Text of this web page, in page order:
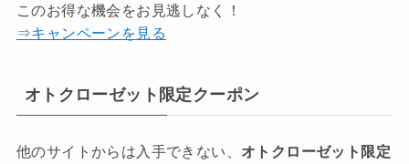
このお得な機会をお見逃しなく！
⇒キャンペーンを見る
オトクローゼット限定クーポン
他のサイトからは入手できない、 オトクローゼット限定